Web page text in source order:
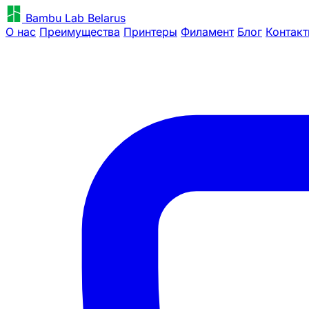
Bambu Lab Belarus
О нас Преимущества Принтеры Филамент Блог